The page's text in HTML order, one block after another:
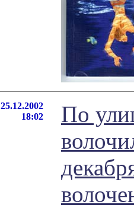
25.12.2002
18:02
По